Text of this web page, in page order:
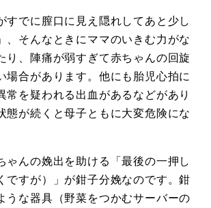
すでに膣口に見え隠れしてあと少し
、そんなときにママのいきむ力がな
り、陣痛が弱すぎて赤ちゃんの回旋
場合があります。他にも胎児心拍に
常を疑われる出血があるなどがあり
態が続くと母子ともに大変危険にな
ゃんの娩出を助ける「最後の一押し
ですが）」が鉗子分娩なのです。鉗
うな器具（野菜をつかむサーバーの